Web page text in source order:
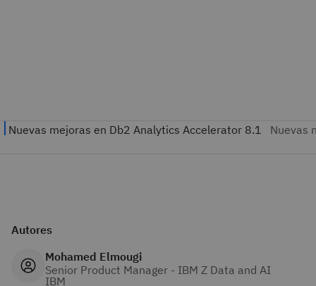
Autores
Mohamed Elmougi
Senior Product Manager - IBM Z Data and AI
IBM